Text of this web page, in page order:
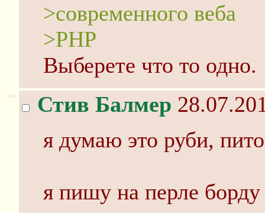
>современного веба
>PHP
Выберете что то одно.
>> Стив Балмер
я думаю это руби,
я пишу на перле